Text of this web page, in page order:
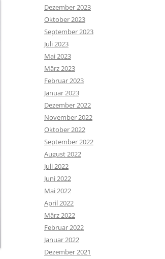
Dezember 2023
Oktober 2023
September 2023
Juli 2023
Mai 2023
März 2023
Februar 2023
Januar 2023
Dezember 2022
November 2022
Oktober 2022
September 2022
August 2022
Juli 2022
Juni 2022
Mai 2022
April 2022
März 2022
Februar 2022
Januar 2022
Dezember 2021